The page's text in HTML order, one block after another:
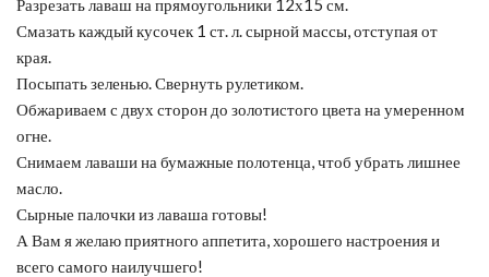
Разрезать лаваш на прямоугольники 12х15 см.
Смазать каждый кусочек 1 ст. л. сырной массы, отступая от
края.
Посыпать зеленью. Свернуть рулетиком.
Обжариваем с двух сторон до золотистого цвета на умеренном
огне.
Снимаем лаваши на бумажные полотенца, чтоб убрать лишнее
масло.
Сырные палочки из лаваша готовы!
А Вам я желаю приятного аппетита, хорошего настроения и
всего самого наилучшего!